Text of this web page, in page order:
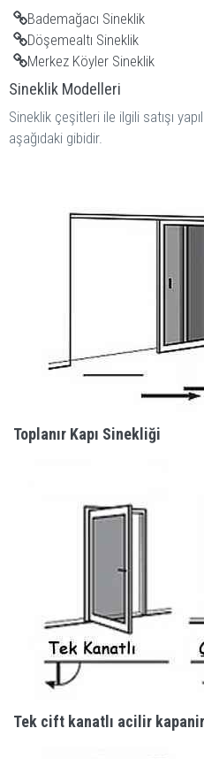
Bademağacı Sineklik
Döşemealtı Sineklik
Merkez Köyler Sineklik
Sineklik Modelleri
Sineklik çeşitleri ile ilgili satışı
aşağıdaki gibidir.
Toplanır Kapı Sinekliği
Tek cift kanatlı acilir